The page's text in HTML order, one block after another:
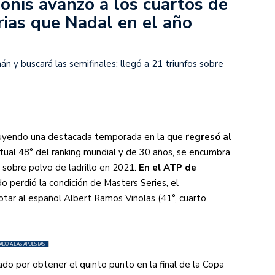
cosas que tenés que saber
que Nadal en el año
y buscará las semifinales; llegó a 21 triunfos sobre
una destacada temporada en la que regresó al
48° del ranking mundial y de 30 años, se encumbra
polvo de ladrillo en 2021. En el ATP de
perdió la condición de Masters Series, el
al español Albert Ramos Viñolas (41°, cuarto
A LAS APUESTAS
por obtener el quinto punto en la final de la Copa